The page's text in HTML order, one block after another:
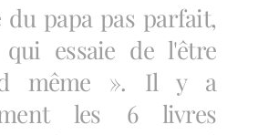
du papa pas parfait,
essaie de l'être
même ». Il y a
les 6 livres